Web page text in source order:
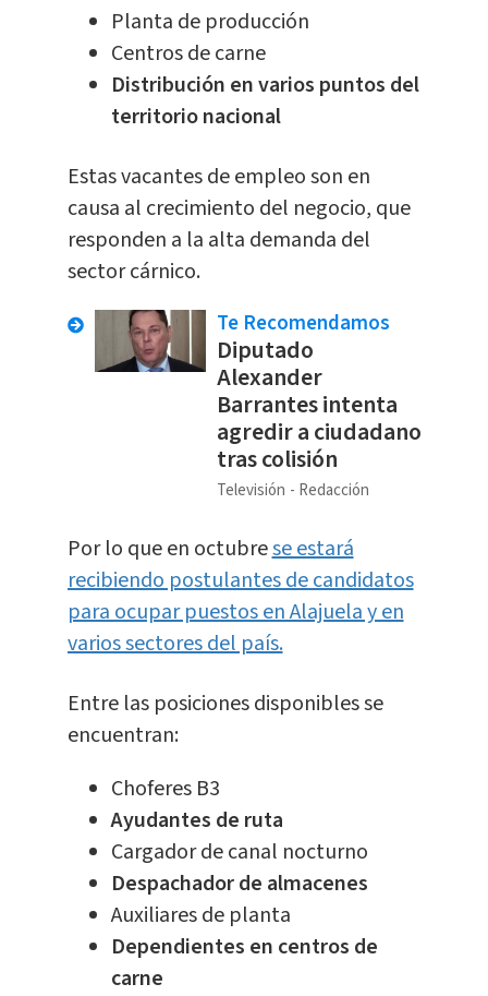
Planta de producción
Centros de carne
Distribución en varios puntos del
territorio nacional
Estas vacantes de empleo son en
causa al crecimiento del negocio, que
responden a la alta demanda del
sector cárnico.
Te Recomendamos
Diputado
Alexander
Barrantes intenta
agredir a ciudadano
tras colisión
Televisión Redacción
Por lo que en octubrese estará
recibiendo postulantes de candidatos
para ocupar puestos en Alajuela y en
varios sectores del país.
Entre las posiciones disponibles se
encuentran:
Choferes B3
Ayudantes de ruta
Cargador de canal nocturno
Despachador de almacenes
Auxiliares de planta
Dependientes en centros de
carne